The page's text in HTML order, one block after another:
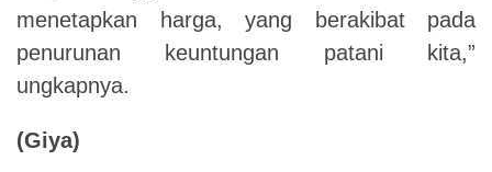
menetapkan harga, yang berakibat pada
penurunan keuntungan patani kita,”
ungkapnya.
(Giya)